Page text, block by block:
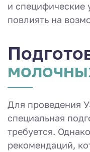
и специфические
повлиять на
Для проведения
специальная
требуется.
рекомендаций,